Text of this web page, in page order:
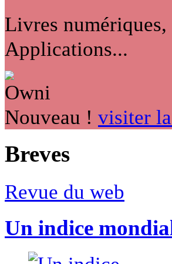
Livres numériques,
Applications...
Nouveau ! visiter
Breves
Revue du web
Un indice